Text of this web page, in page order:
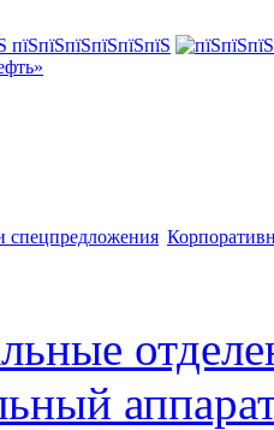
спецпредложения